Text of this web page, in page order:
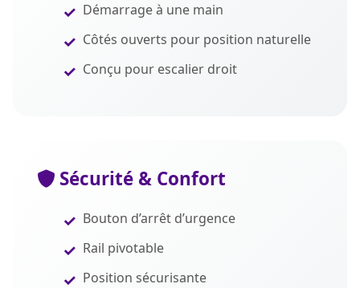
Démarrage à une main
Côtés ouverts pour position naturelle
Conçu pour escalier droit
Sécurité & Confort
Bouton d’arrêt d’urgence
Rail pivotable
Position sécurisante